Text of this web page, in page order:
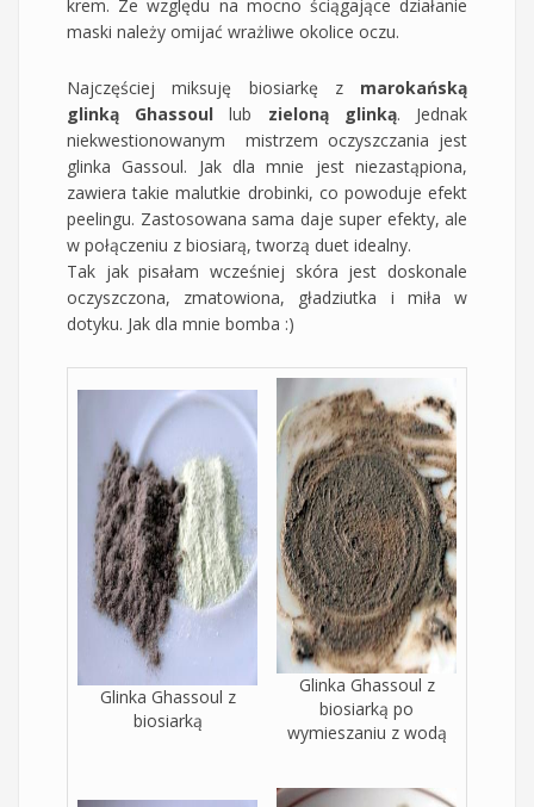
krem. Ze względu na mocno ściągające działanie
maski należy omijać wrażliwe okolice oczu.
Najczęściej miksuję biosiarkę z marokańską
glinką Ghassoul lub zieloną glinką. Jednak
niekwestionowanym mistrzem oczyszczania jest
glinka Gassoul. Jak dla mnie jest niezastąpiona,
zawiera takie malutkie drobinki, co powoduje efekt
peelingu. Zastosowana sama daje super efekty, ale
w połączeniu z biosiarą, tworzą duet idealny.
Tak jak pisałam wcześniej skóra jest doskonale
oczyszczona, zmatowiona, gładziutka i miła w
dotyku. Jak dla mnie bomba :)
Glinka Ghassoul z
biosiarką
Glinka Ghassoul z
biosiarką po
wymieszaniu z wodą